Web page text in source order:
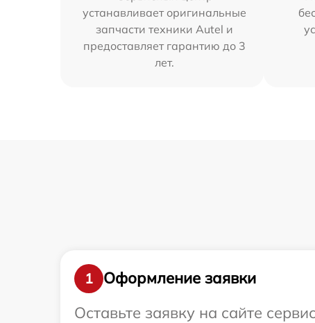
устанавливает оригинальные
запчасти техники Autel и
предоставляет гарантию до 3
лет.
1
Оформление заявки
Оставьте заявку на сайте